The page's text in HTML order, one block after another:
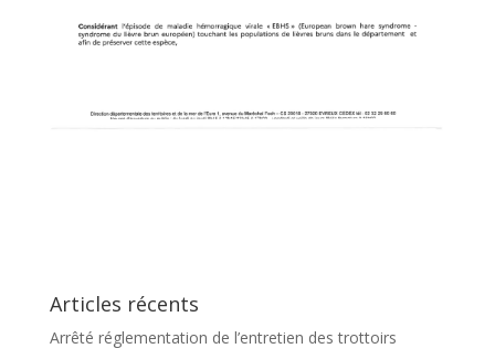
Articles récents
Arrêté réglementation de l’entretien des trottoirs